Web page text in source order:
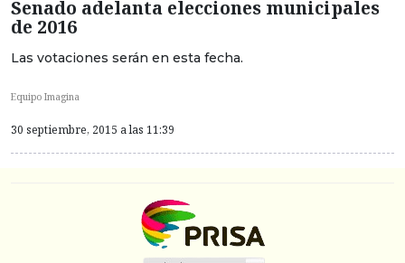
Senado adelanta elecciones municipales
de 2016
Las votaciones serán en esta fecha.
Equipo Imagina
30 septiembre, 2015 a las 11:39